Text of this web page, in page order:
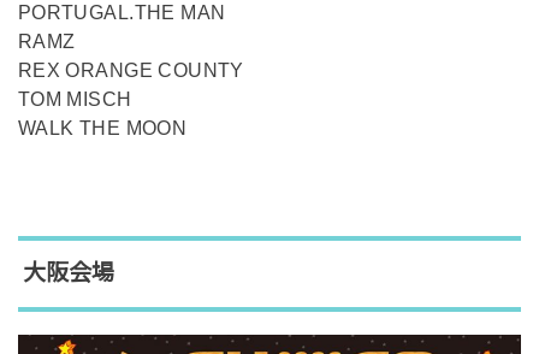
PORTUGAL.THE MAN
RAMZ
REX ORANGE COUNTY
TOM MISCH
WALK THE MOON
大阪会場